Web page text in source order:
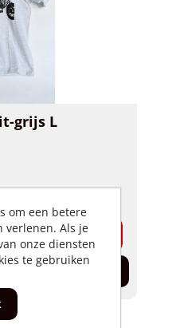
grijs L
+
om een betere
verlenen. Als je
onze diensten
te gebruiken